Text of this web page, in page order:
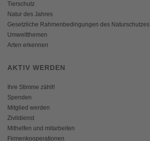
Tierschutz
Natur des Jahres
Gesetzliche Rahmenbedingungen des Naturschutzes
Umweltthemen
Arten erkennen
AKTIV WERDEN
Ihre Stimme zählt!
Spenden
Mitglied werden
Zivildienst
Mithelfen und mitarbeiten
Firmenkooperationen